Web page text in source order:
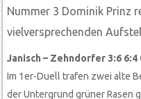
Nummer 3 Dominik Prinz
vielversprechenden
Janisch – Zehndorfer 3:6 6:4
Im 1er-Duell trafen zwei alte
der Untergrund grüner Rasen